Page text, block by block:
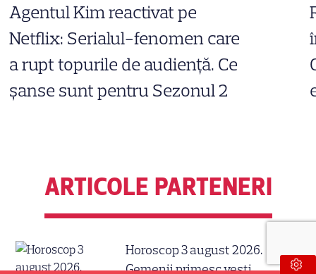
Agentul Kim reactivat pe
Netflix: Serialul-fenomen care
a rupt topurile de audiență. Ce
șanse sunt pentru Sezonul 2
ARTICOLE PARTENERI
Horoscop 3 august 2026.
Gemenii primesc vești